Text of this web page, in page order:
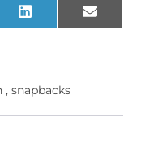
LinkedIn Email
,snapbacks